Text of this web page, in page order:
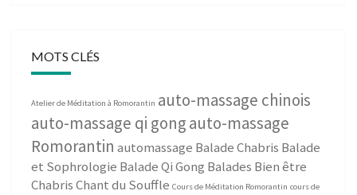
MOTS CLÉS
Atelier de Méditation à Romorantin auto-massage chinois
auto-massage qi gongauto-massage
Romorantin automassage Balade Chabris Balade
et Sophrologie Balade Qi Gong Balades Bien être
ChabrisChant du Souffle Cours de Méditation Romorantin cours de